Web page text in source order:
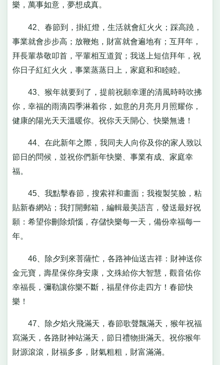
樂，萬事如意，夢想成真。
42、春節到，掛紅燈，生活就會紅火火；踩高蹺，
事業就會步步高；放鞭炮，財富就會遍地有；互拜年，
拜長輩恭敬叩首，平輩相互道賀；我送上短信拜年，祝
你日子紅紅火火，事業蒸蒸日上，家庭和和睦睦。
43、猴年就要到了，提前祝願幸運的清風時時吹拂
你，幸福的雨滴四季淋着你，如意的月亮月月照耀你，
健康的陽光天天溫暖你。祝你天天開心、快樂無邊！
44、在此新年之際，我同夫人向你及你的家人致以
節日的問候，並祝你們新年快樂、事業有成、家庭幸
福。
45、我點擊春節，搜索祥和畫面；我複製笑臉，粘
貼新春網站；我打開郵箱，編輯最美語言，發送最好祝
願：希望你刪除煩惱，存儲快樂每一天，備份幸福每一
年。
46、除夕到來菩薩忙，各路神仙送吉祥：財神送你
金元寶，壽星保你身安康，文殊給你大智慧，觀音佑你
幸福長，彌勒讓你樂不斷，福星伴你走四方！春節快
樂！
47、除夕焰火飛滿天，春節歌聲飄滿天，猴年祝福
寫滿天，各路財神站滿天，節日禮物掛滿天。祝你猴年
財源滾滾，財福多多，財氣粗粗，財富滿滿。